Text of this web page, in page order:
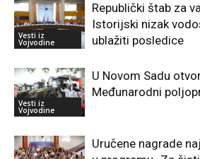
Vesti iz
Vojvodine
Republički štab za
Istorijski nizak
ublažiti posledice
Vesti iz
Vojvodine
U Novom Sadu
Međunarodni
Uručene nagrade